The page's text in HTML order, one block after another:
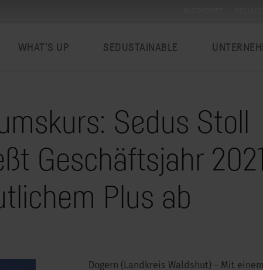
WHAT’S UP SEDUSTAINABLE
Sedus Stoll
Geschäftsjahr 2021
Plus ab
Dogern (Landkreis Waldshut) – Mit